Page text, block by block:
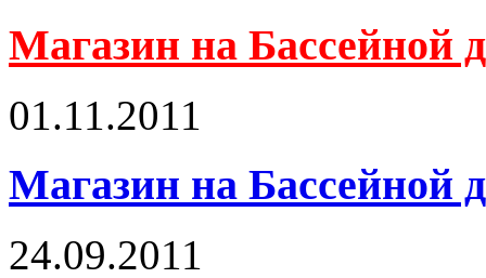
Магазин на
01.11.2011
Магазин на
24.09.2011